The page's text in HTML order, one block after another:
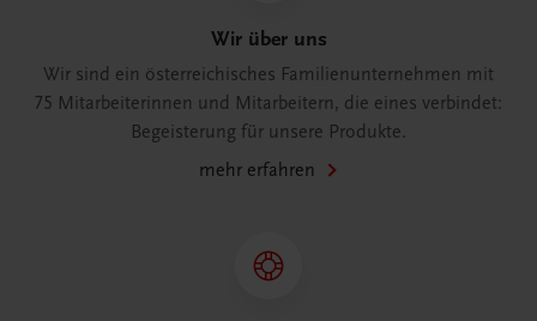
Wir über uns
Wir sind ein österreichisches Familienunternehmen mit
75 Mitarbeiterinnen und Mitarbeitern, die eines verbindet:
Begeisterung für unsere Produkte.
mehr erfahren